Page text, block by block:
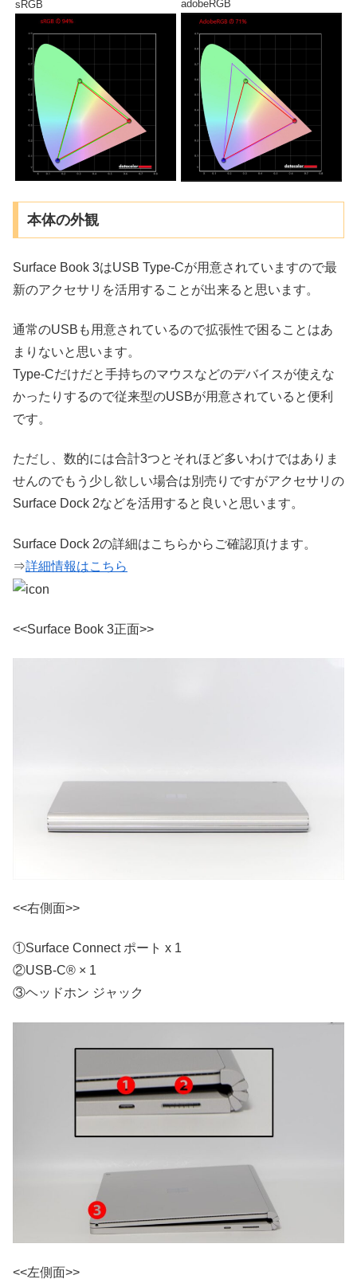
sRGB adobeRGB
本体の外観
Surface Book 3はUSB Type-Cが用意されていますので最
新のアクセサリを活用することが出来ると思います。
通常のUSBも用意されているので拡張性で困ることはあ
まりないと思います。
Type-Cだけだと手持ちのマウスなどのデバイスが使えな
かったりするので従来型のUSBが用意されていると便利
です。
ただし、数的には合計3つとそれほど多いわけではありま
せんのでもう少し欲しい場合は別売りですがアクセサリの
Surface Dock 2などを活用すると良いと思います。
Surface Dock 2の詳細はこちらからご確認頂けます。
⇒詳細情報はこちら
<<Surface Book 3正面>>
<<右側面>>
①Surface Connect ポート x 1
②USB-C® × 1
③ヘッドホン ジャック
<<左側面>>